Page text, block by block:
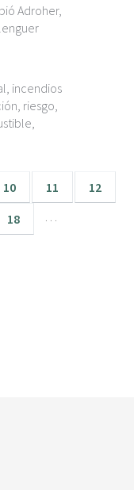
Adroher,
incendios
riesgo,
10 11
12
18 …